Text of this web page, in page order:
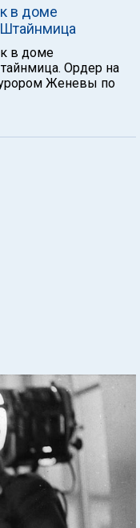
в доме
в доме
Ордер на
Женевы по